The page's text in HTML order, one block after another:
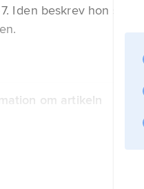
I den beskrev hon sitt
om artikeln